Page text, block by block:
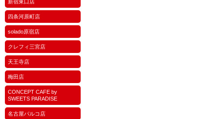
新宿東口店
四条河原町店
solado原宿店
クレフィ三宮店
天王寺店
梅田店
CONCEPT CAFE by
SWEETS PARADISE
名古屋パルコ店